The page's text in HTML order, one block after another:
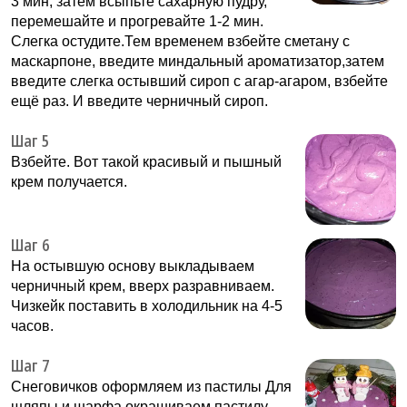
перемешайте и прогревайте 1-2 мин.
Слегка остудите.Тем временем взбейте сметану с
маскарпоне, введите миндальный ароматизатор,затем
введите слегка остывший сироп с агар-агаром, взбейте
ещё раз. И введите черничный сироп.
Шаг 5
Взбейте. Вот такой красивый и пышный
крем получается.
Шаг 6
На остывшую основу выкладываем
черничный крем, вверх разравниваем.
Чизкейк поставить в холодильник на 4-5
часов.
Шаг 7
Снеговичков оформляем из пастилы Для